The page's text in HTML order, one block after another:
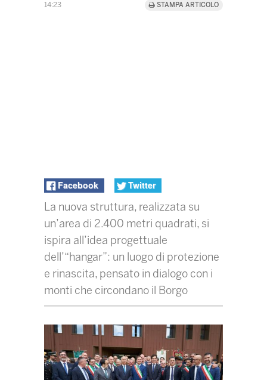
14:23
STAMPA ARTICOLO
Facebook Twitter
La nuova struttura, realizzata su
un’area di 2.400 metri quadrati, si
ispira all’idea progettuale
dell’“hangar”: un luogo di protezione
e rinascita, pensato in dialogo con i
monti che circondano il Borgo